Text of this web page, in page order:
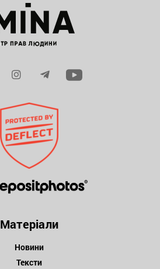
Матеріали
Новини
Тексти